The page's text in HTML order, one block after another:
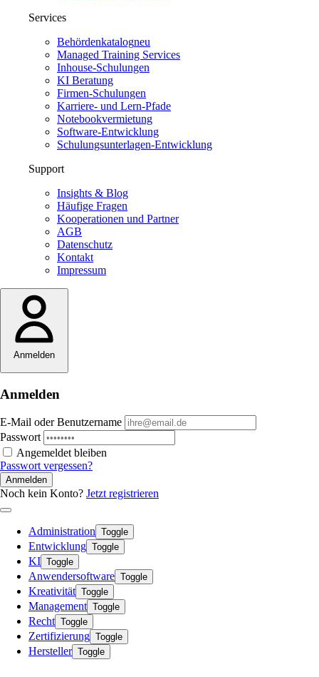
Services
Behördenkatalogneu
Managed Training Services
Inhouse-Schulungen
KI Beratung
Firmen-Schulungen
Karriere- und Lern-Pfade
Notebookvermietung
Software-Entwicklung
Schulungsunterlagen-Entwicklung
Support
Insights & Blog
Häufige Fragen
Kooperationen und Partner
AGB
Datenschutz
Kontakt
Impressum
Anmelden
Anmelden
E-Mail oder Benutzername
Passwort
Angemeldet bleiben
Passwort vergessen?
Anmelden
Noch kein Konto? Jetzt registrieren
Administration Toggle
Entwicklung Toggle
KI Toggle
Anwendersoftware Toggle
Kreativität Toggle
Management Toggle
Recht Toggle
Zertifizierung Toggle
Hersteller Toggle